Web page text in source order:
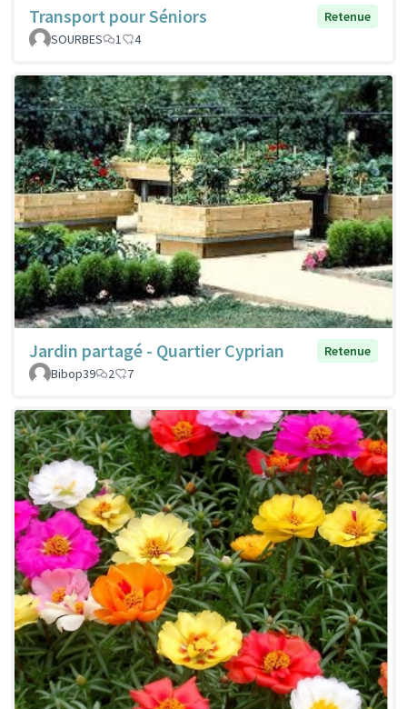
Transport pour Séniors
Retenue
SOURBES
1 4
Jardin partagé - Quartier Cyprian
Retenue
Bibop39
2 7